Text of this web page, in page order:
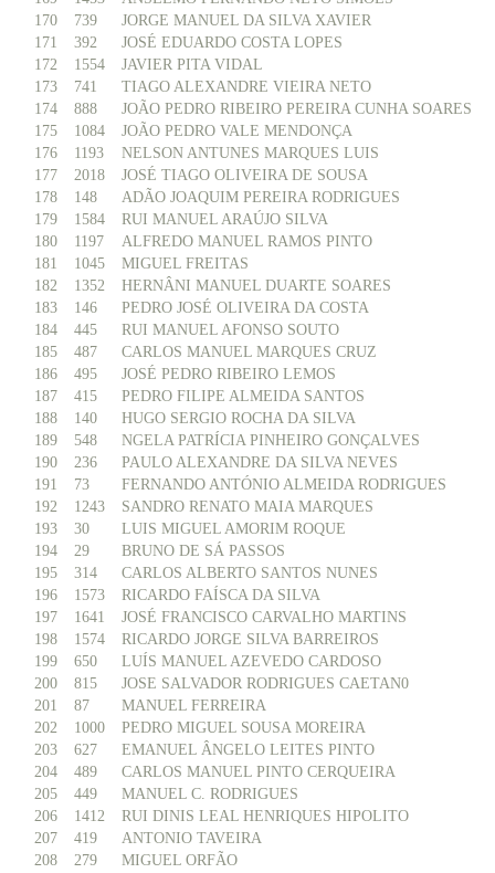
170
739
JORGE MANUEL DA SILVA XAVIER
171
392
JOSÉ EDUARDO COSTA LOPES
172
1554
JAVIER PITA VIDAL
173
741
TIAGO ALEXANDRE VIEIRA NETO
174
888
JOÃO PEDRO RIBEIRO PEREIRA CUNHA SOARES
175
1084
JOÃO PEDRO VALE MENDONÇA
176
1193
NELSON ANTUNES MARQUES LUIS
177
2018
JOSÉ TIAGO OLIVEIRA DE SOUSA
178
148
ADÃO JOAQUIM PEREIRA RODRIGUES
179
1584
RUI MANUEL ARAÚJO SILVA
180
1197
ALFREDO MANUEL RAMOS PINTO
181
1045
MIGUEL FREITAS
182
1352
HERNÂNI MANUEL DUARTE SOARES
183
146
PEDRO JOSÉ OLIVEIRA DA COSTA
184
445
RUI MANUEL AFONSO SOUTO
185
487
CARLOS MANUEL MARQUES CRUZ
186
495
JOSÉ PEDRO RIBEIRO LEMOS
187
415
PEDRO FILIPE ALMEIDA SANTOS
188
140
HUGO SERGIO ROCHA DA SILVA
189
548
NGELA PATRÍCIA PINHEIRO GONÇALVES
190
236
PAULO ALEXANDRE DA SILVA NEVES
191
73
FERNANDO ANTÓNIO ALMEIDA RODRIGUES
192
1243
SANDRO RENATO MAIA MARQUES
193
30
LUIS MIGUEL AMORIM ROQUE
194
29
BRUNO DE SÁ PASSOS
195
314
CARLOS ALBERTO SANTOS NUNES
196
1573
RICARDO FAÍSCA DA SILVA
197
1641
JOSÉ FRANCISCO CARVALHO MARTINS
198
1574
RICARDO JORGE SILVA BARREIROS
199
650
LUÍS MANUEL AZEVEDO CARDOSO
200
815
JOSE SALVADOR RODRIGUES CAETAN0
201
87
MANUEL FERREIRA
202
1000
PEDRO MIGUEL SOUSA MOREIRA
203
627
EMANUEL ÂNGELO LEITES PINTO
204
489
CARLOS MANUEL PINTO CERQUEIRA
205
449
MANUEL C. RODRIGUES
206
1412
RUI DINIS LEAL HENRIQUES HIPOLITO
207
419
ANTONIO TAVEIRA
208
279
MIGUEL ORFÃO